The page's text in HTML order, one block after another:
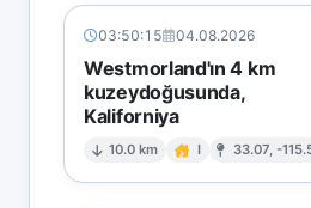
03:50:15 04.08.2026
Westmorland'ın 4 km
kuzeydoğusunda,
Kaliforniya
10.0 km I 33.07, -